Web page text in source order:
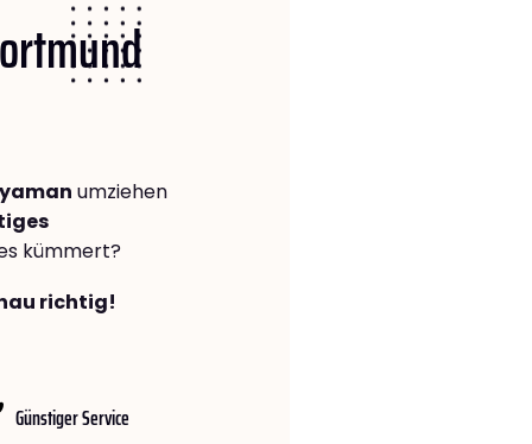
umziehen
kümmert?
richtig!
Günstiger Service